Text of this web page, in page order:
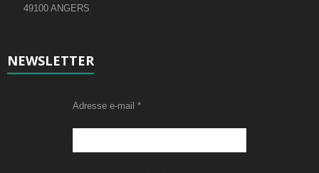
49100 ANGERS
NEWSLETTER
Adresse e-mail *